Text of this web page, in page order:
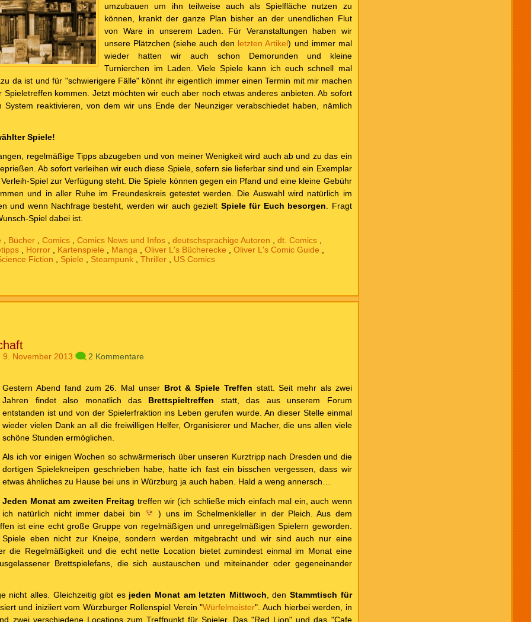
umzubauen um ihn teilweise auch als Spielfläche nutzen zu
können, krankt der ganze Plan bisher an der unendlichen Flut
von Ware in unserem Laden. Für Veranstaltungen haben wir
unsere Plätzchen (siehe auch den letzten Artikel) und immer mal
wieder hatten wir auch schon Demorunden und kleine
Turnierchen im Laden. Viele Spiele kann ich euch schnell mal
da ist und für "schwierigere Fälle" könnt ihr eigentlich immer einen Termin mit mir machen
Spieletreffen kommen. Jetzt möchten wir euch aber noch etwas anderes anbieten. Ab sofort
System reaktivieren, von dem wir uns Ende der Neunziger verabschiedet haben, nämlich
Spiele!
regelmäßige Tipps abzugeben und von meiner Wenigkeit wird auch ab und zu das ein
Ab sofort verleihen wir euch diese Spiele, sofern sie lieferbar sind und ein Exemplar
Spiel zur Verfügung steht. Die Spiele können gegen ein Pfand und eine kleine Gebühr
und in aller Ruhe im Freundeskreis getestet werden. Die Auswahl wird natürlich im
und wenn Nachfrage besteht, werden wir auch gezielt Spiele für Euch besorgen . Fragt
Spiel dabei ist.
Bücher ,Comics ,Comics News und Infos ,deutschsprachige Autoren ,dt. Comics
Horror Kartenspiele Manga ,Oliver L's Bücherecke ,Oliver L's Comic Guide
Fiction Spiele Steampunk ,Thriller US Comics
9. November 2013 2 Kommentare
Gestern Abend fand zum 26. Mal unser Brot & Spiele Treffen statt. Seit mehr als zwei
Jahren findet also monatlich das Brettspieltreffen statt, das aus unserem Forum
entstanden ist und von der Spielerfraktion ins Leben gerufen wurde. An dieser Stelle einmal
wieder vielen Dank an all die freiwilligen Helfer, Organisierer und Macher, die uns allen viele
schöne Stunden ermöglichen.
Als ich vor einigen Wochen so schwärmerisch über unseren Kurztripp nach Dresden und die
dortigen Spielekneipen geschrieben habe, hatte ich fast ein bisschen vergessen, dass wir
etwas ähnliches zu Hause bei uns in Würzburg ja auch haben. Hald a weng annersch…
Jeden Monat am zweiten Freitag treffen wir (ich schließe mich einfach mal ein, auch wenn
ich natürlich nicht immer dabei bin
) uns im Schelmenkleller in der Pleich. Aus dem
ist eine echt große Gruppe von regelmäßigen und unregelmäßigen Spielern geworden.
eben nicht zur Kneipe, sondern werden mitgebracht und wir sind auch nur eine
die Regelmäßigkeit und die echt nette Location bietet zumindest einmal im Monat eine
Brettspielefans, die sich austauschen und miteinander oder gegeneinander
nicht alles. Gleichzeitig gibt es jeden Monat am letzten Mittwoch , den Stammtisch für
und iniziiert vom Würzburger Rollenspiel Verein "Würfelmeister". Auch hierbei werden, in
zwei verschiedene Locations zum Treffpunkt für Spieler. Das "Red Lion" und das "Cafe